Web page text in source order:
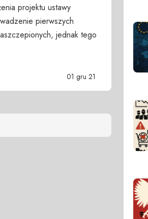
projektu ustawy
pierwszych
jednak tego
01 gru 21